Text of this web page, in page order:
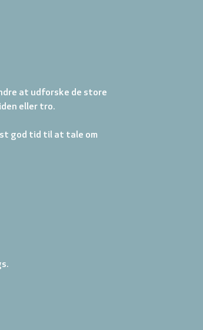
at udforske de store
eller tro.
god tid til at tale om